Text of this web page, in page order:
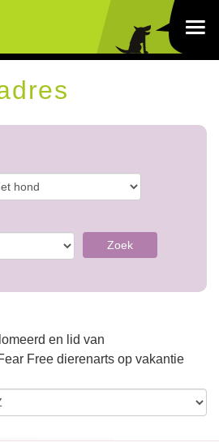
Zoek
en lid van
Free dierenarts op vakantie